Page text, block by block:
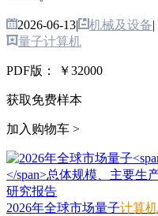
2026-06-13| 机械及设备|
量子计算机
PDF版： ￥32000
获取免费样本
加入购物车 >
2026年全球市场量子计算机